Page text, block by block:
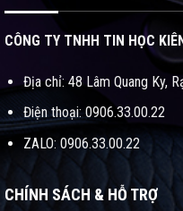
CÔNG TY TNHH TIN HỌC
Địa chỉ: 48 Lâm Quang Ky,
Điện thoại: 0906.33.00.22
ZALO: 0906.33.00.22
CHÍNH SÁCH & HỖ TRỢ